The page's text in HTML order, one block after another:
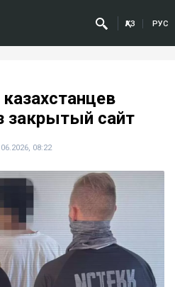
ҚАЗ РУС
закрытый сайт
08:22